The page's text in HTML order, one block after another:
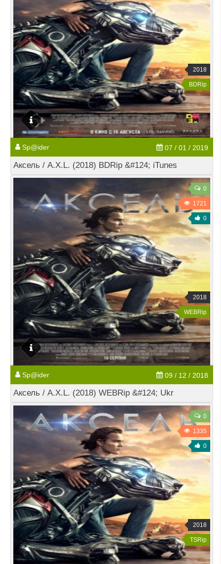
2018
BDRip
Sp@ider 07 / 01 / 2019
Аксель / A.X.L. (2018) BDRip &#124; iTunes
0
1721
0
2018
WEBRip
Sp@ider 09 / 12 / 2018
Аксель / A.X.L. (2018) WEBRip &#124; Ukr
0
1335
0
2018
TSRip